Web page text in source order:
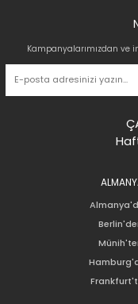
Kampanyalarımızdan